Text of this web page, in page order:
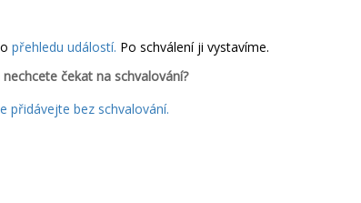
přehledu událostí. Po schválení ji vystavíme.
čekat na schvalování?
přidávejte bez schvalování.